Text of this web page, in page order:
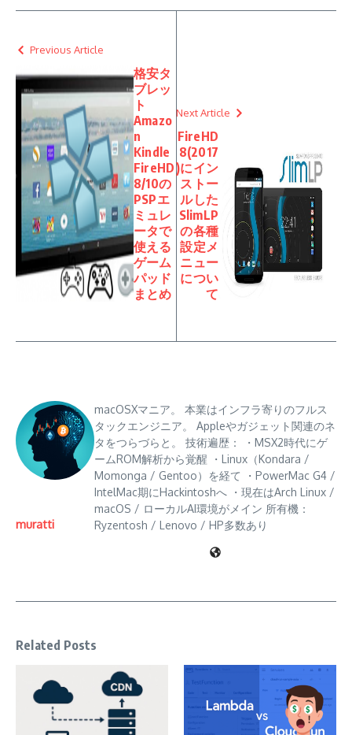
Previous Article
格安タ
ブレッ
ト
Amazo
n
Kindle
FireHD
8/10の
PSPエ
ミュレ
ータで
使える
ゲーム
パッド
まとめ
Next Article
FireHD
8(2017
)にイン
ストー
ルした
SlimLP
の各種
設定メ
ニュー
につい
て
muratti
macOSXマニア。 本業はインフラ寄りのフルス
タックエンジニア。 Appleやガジェット関連のネ
タをつらづらと。 技術遍歴： ・MSX2時代にゲ
ームROM解析から覚醒 ・Linux（Kondara /
Momonga / Gentoo）を経て ・PowerMac G4 /
IntelMac期にHackintoshへ ・現在はArch Linux /
macOS / ローカルAI環境がメイン 所有機：
Ryzentosh / Lenovo / HP多数あり
Related Posts